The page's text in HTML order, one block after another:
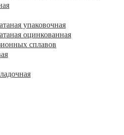
упаковочная
оцинкованная
сплавов